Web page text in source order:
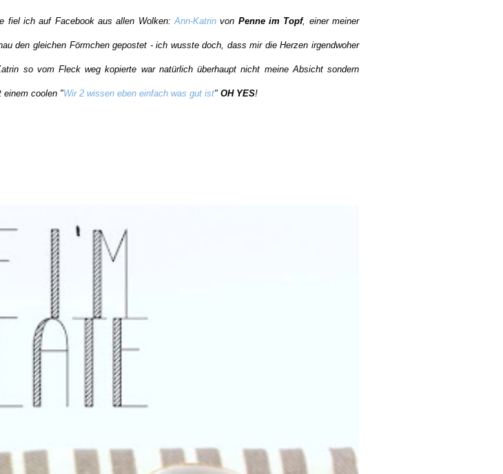
fiel ich auf Facebook aus allen Wolken:Ann-Katrin von Penne im Topf, einer meiner
den gleichen Förmchen gepostet - ich wusste doch, dass mir die Herzen irgendwoher
so vom Fleck weg kopierte war natürlich überhaupt nicht meine Absicht sondern
einem coolen "Wir 2 wissen eben einfach was gut ist" OH YES!